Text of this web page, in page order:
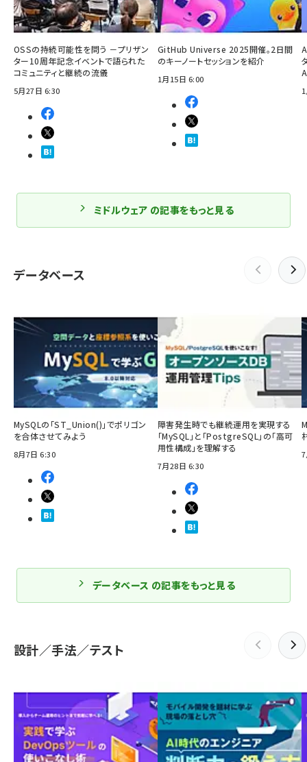
OSSの持続可能性を問う －プリザン
ター10周年記念イベントで語られた
コミュニティと継続の流儀
5月27日 6:30
GitHub Universe 2025開催。2日間
のキーノートセッションを紹介
1月15日 6:00
ミドルウェア の記事をもっと見る
データベース
MySQLの「ST_Union()」でポリゴン
を合体させてみよう
8月7日 6:30
障害発生時でも継続運用を実現する
「MySQL」と「PostgreSQL」の「高可
用性構成」を理解する
7月28日 6:30
データベース の記事をもっと見る
設計／手法／テスト